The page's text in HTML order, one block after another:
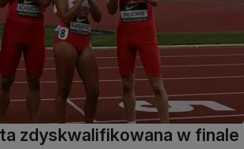
zdyskwalifikowana w finale